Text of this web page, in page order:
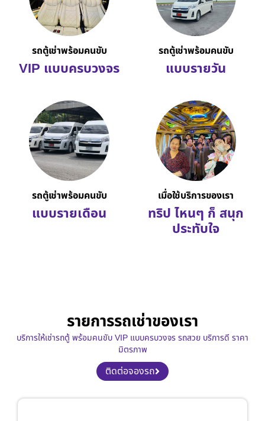
รถตู้เช่าพร้อมคนขับ
VIP แบบครบวงจร
รถตู้เช่าพร้อมคนขับ
แบบรายวัน
รถตู้เช่าพร้อมคนขับ
แบบรายเดือน
เมื่อใช้บริการของเรา
ทริป ไหนๆ ก็ สนุก
ประทับใจ
รายการรถเช่าของเรา
บริการให้เช่ารถตู้ พร้อมคนขับ VIP แบบครบวงจร รถสวย บริการดี ราคา
มิตรภาพ
ติดต่อจองรถ